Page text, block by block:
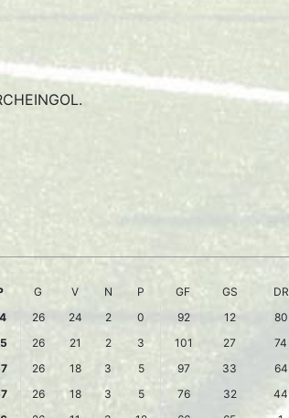
G V N P GF GS
DR
26 24 2 0 92 12
80
26 21 2 3 101 27
74
26 18 3 5 97 33
64
26 18 3 5 76 32
44